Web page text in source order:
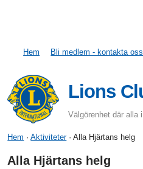
Hem Bli medlem - kontakta oss
Lions
Välgörenhet där alla
Hem ·Aktiviteter· Alla Hjärtans helg
Alla Hjärtans helg